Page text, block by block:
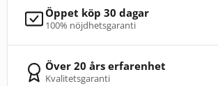
Öppet köp 30 dagar
100% nöjdhetsgaranti
Över 20 års erfarenhet
Kvalitetsgaranti